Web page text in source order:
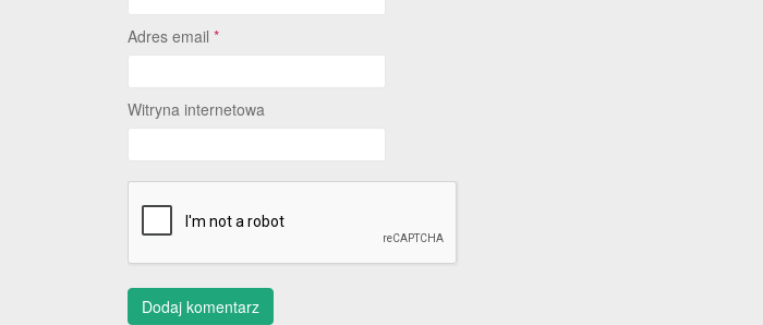
Adres email *
Witryna internetowa